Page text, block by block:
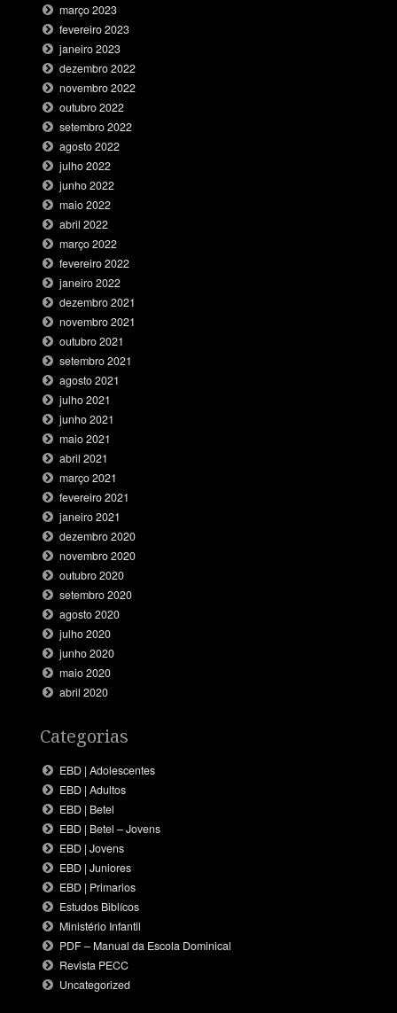
março 2023
fevereiro 2023
janeiro 2023
dezembro 2022
novembro 2022
outubro 2022
setembro 2022
agosto 2022
julho 2022
junho 2022
maio 2022
abril 2022
março 2022
fevereiro 2022
janeiro 2022
dezembro 2021
novembro 2021
outubro 2021
setembro 2021
agosto 2021
julho 2021
junho 2021
maio 2021
abril 2021
março 2021
fevereiro 2021
janeiro 2021
dezembro 2020
novembro 2020
outubro 2020
setembro 2020
agosto 2020
julho 2020
junho 2020
maio 2020
abril 2020
Categorias
EBD | Adolescentes
EBD | Adultos
EBD | Betel
EBD | Betel – Jovens
EBD | Jovens
EBD | Juniores
EBD | Primarios
Estudos Biblícos
Ministério Infantil
PDF – Manual da Escola Dominical
Revista PECC
Uncategorized